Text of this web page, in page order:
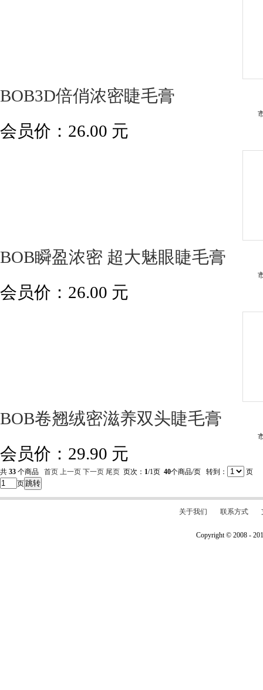
BOB3D倍俏浓密睫毛膏
会员价： 26.00 元
BOB瞬盈浓密 超大魅眼睫毛膏
会员价： 26.00 元
BOB卷翘绒密滋养双头睫毛膏
会员价： 29.90 元
共 33 个商品 首页 上一页 下一页 尾页 页次： 1/1页 40个商品/页 转到：
页
页跳转
关于我们 联系方式
Copyright © 2008 -